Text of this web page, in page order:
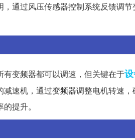
通过风压传感器控制系统反馈调
变频器都可以调速，但关键在于
速机，通过变频器调整电机转速
提升。